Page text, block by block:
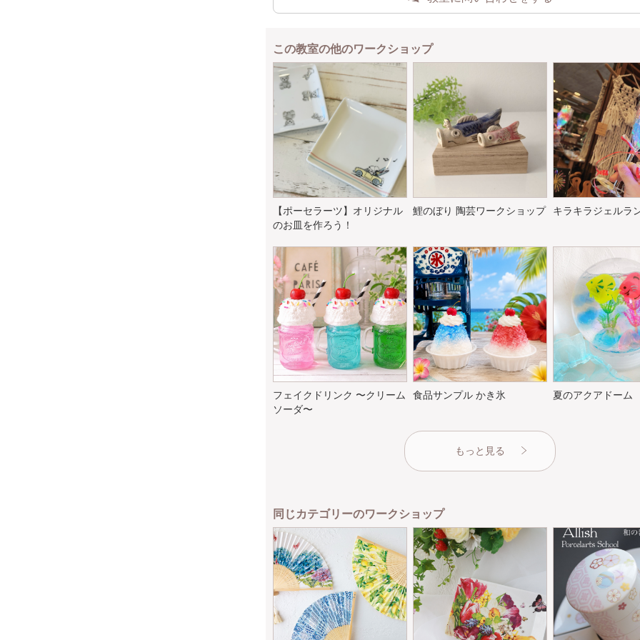
この教室の他のワークショップ
【ポーセラーツ】オリジナル
のお皿を作ろう！
鯉のぼり 陶芸ワークショップ キラキラジェルラ
フェイクドリンク 〜クリーム
ソーダ〜
食品サンプル かき氷 夏のアクアドーム
もっと見る
同じカテゴリーのワークショップ